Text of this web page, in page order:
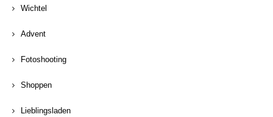
Wichtel
Advent
Fotoshooting
Shoppen
Lieblingsladen